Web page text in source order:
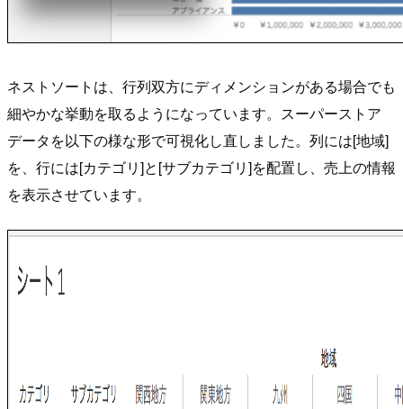
ネストソートは、行列双方にディメンションがある場合でも
細やかな挙動を取るようになっています。スーパーストア
データを以下の様な形で可視化し直しました。列には[地域]
を、行には[カテゴリ]と[サブカテゴリ]を配置し、売上の情報
を表示させています。